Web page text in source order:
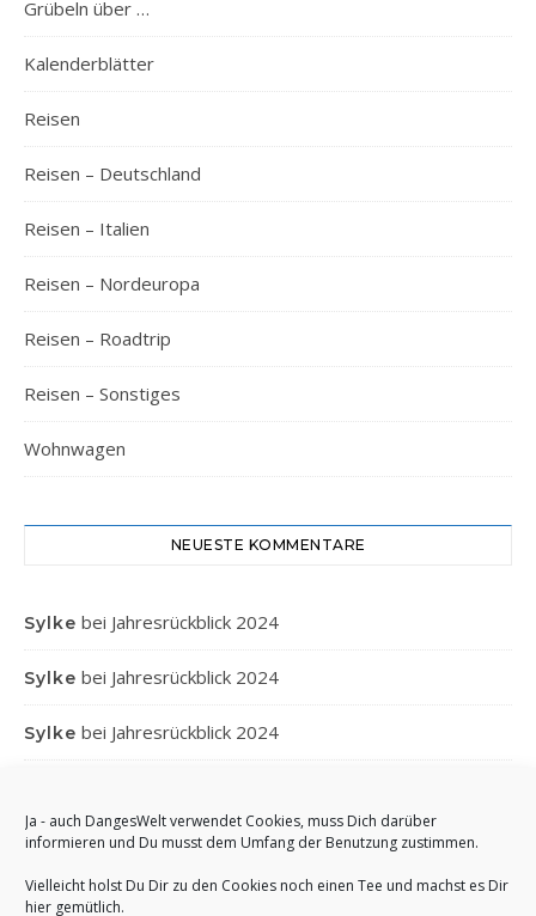
Ja - auch DangesWelt verwendet Cookies, muss Dich darüber
informieren und Du musst dem Umfang der Benutzung zustimmen.
Vielleicht holst Du Dir zu den Cookies noch einen Tee und machst es Dir
hier gemütlich.
Grübeln über …
Kalenderblätter
Reisen
Reisen – Deutschland
Reisen – Italien
Reisen – Nordeuropa
Reisen – Roadtrip
Reisen – Sonstiges
Wohnwagen
NEUESTE KOMMENTARE
Sylke bei Jahresrückblick 2024
Sylke bei Jahresrückblick 2024
Sylke bei Jahresrückblick 2024
AnettbeiJahresrückblick 2024